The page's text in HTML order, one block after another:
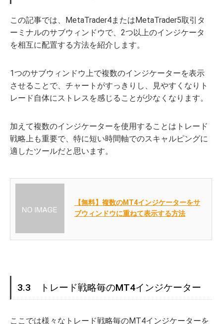
この記事では、MetaTrader4またはMetaTrader5取引タ
ーミナルのサブウィンドウで、2つ以上のインジケータ
を相互に配置する方法を紹介します。
1つのサブウィンドウ上で複数のインジケーターを表示
させることで、チャートがすっきりし、見やすくなりト
レード自体にストレスを感じることが少なくなります。
加えて複数のインジケーターを使用することはトレード
戦略上も重要で、特に短い時間軸でのスキャルピングに
適したツールだと思います。
【無料】複数のMT4インジケーターをサ
ブウィンドウに重ねて表示する方法
3.3 トレード戦略毎のMT4インジケーター
ここでは様々なトレード戦略毎のMT4インジケーターを